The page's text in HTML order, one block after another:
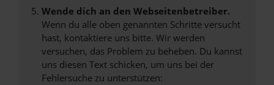
Wende dich an den Webseitenbetreiber.
Wenn du alle oben genannten Schritte versucht
hast, kontaktiere uns bitte. Wir werden
versuchen, das Problem zu beheben. Du kannst
uns diesen Text schicken, um uns bei der
Fehlersuche zu unterstützen: